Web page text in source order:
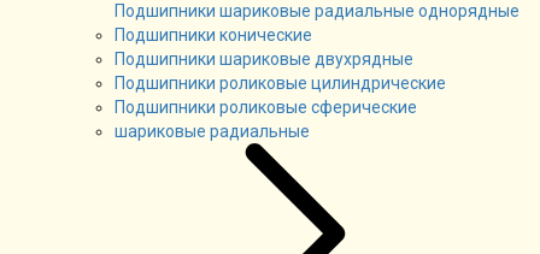
Подшипники шариковые радиальные однорядные
Подшипники конические
Подшипники шариковые двухрядные
Подшипники роликовые цилиндрические
Подшипники роликовые сферические
шариковые радиальные